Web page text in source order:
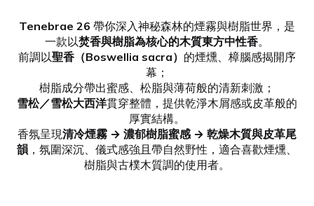
Tenebrae 26 帶你深入神秘森林的煙霧與樹脂世界，是
一款以焚香與樹脂為核心的木質東方中性香。
前調以聖香（Boswellia sacra） 的煙燻、樟腦感揭開序
幕；
樹脂成分帶出蜜感、松脂與薄荷般的清新刺激；
雪松／雪松大西洋貫穿整體，提供乾淨木屑感或皮革般的
厚實結構。
香氛呈現清冷煙霧 → 濃郁樹脂蜜感 → 乾燥木質與皮革尾
韻 ，氛圍深沉、儀式感強且帶自然野性，適合喜歡煙燻、
樹脂與古樸木質調的使用者。